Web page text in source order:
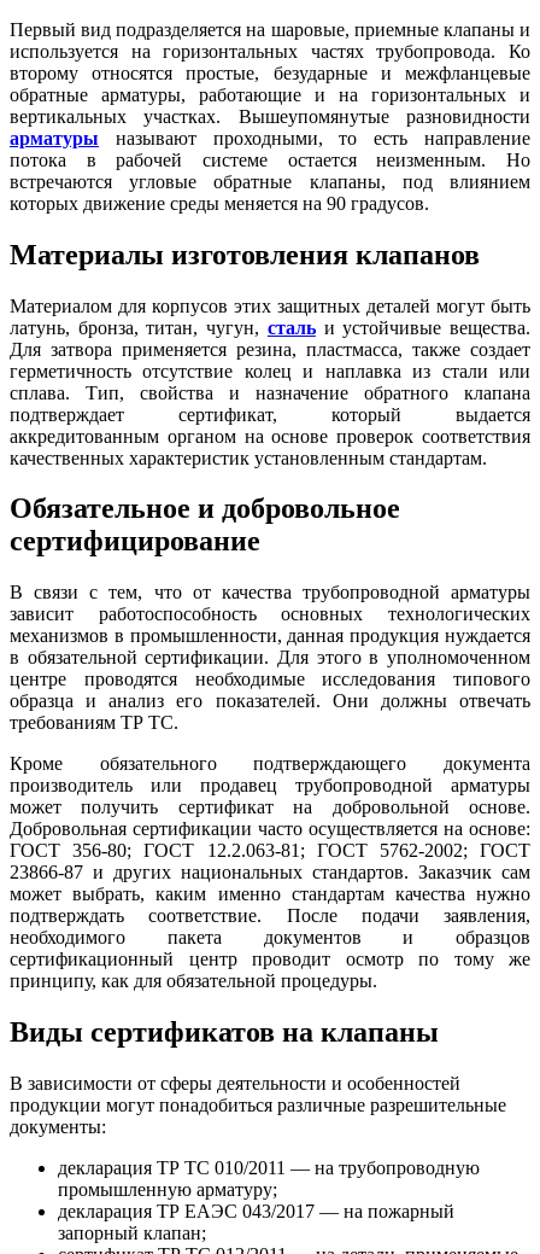
Первый вид подразделяется на шаровые, приемные клапаны и
используется на горизонтальных частях трубопровода. Ко
второму относятся простые, безударные и межфланцевые
обратные арматуры, работающие и на горизонтальных и
вертикальных участках. Вышеупомянутые разновидности
арматуры называют проходными, то есть направление
потока в рабочей системе остается неизменным. Но
встречаются угловые обратные клапаны, под влиянием
которых движение среды меняется на 90 градусов.
Материалы изготовления клапанов
Материалом для корпусов этих защитных деталей могут быть
латунь, бронза, титан, чугун, стальи устойчивые вещества.
Для затвора применяется резина, пластмасса, также создает
герметичность отсутствие колец и наплавка из стали или
сплава. Тип, свойства и назначение обратного клапана
подтверждает сертификат, который выдается
аккредитованным органом на основе проверок соответствия
качественных характеристик установленным стандартам.
Обязательное и добровольное
сертифицирование
В связи с тем, что от качества трубопроводной арматуры
зависит работоспособность основных технологических
механизмов в промышленности, данная продукция нуждается
в обязательной сертификации. Для этого в уполномоченном
центре проводятся необходимые исследования типового
образца и анализ его показателей. Они должны отвечать
требованиям ТР ТС.
Кроме обязательного подтверждающего документа
производитель или продавец трубопроводной арматуры
может получить сертификат на добровольной основе.
Добровольная сертификации часто осуществляется на основе:
ГОСТ 356-80; ГОСТ 12.2.063-81; ГОСТ 5762-2002; ГОСТ
23866-87 и других национальных стандартов. Заказчик сам
может выбрать, каким именно стандартам качества нужно
подтверждать соответствие. После подачи заявления,
необходимого пакета документов и образцов
сертификационный центр проводит осмотр по тому же
принципу, как для обязательной процедуры.
Виды сертификатов на клапаны
В зависимости от сферы деятельности и особенностей
продукции могут понадобиться различные разрешительные
документы:
декларация ТР ТС 010/2011 — на трубопроводную
промышленную арматуру;
декларация ТР ЕАЭС 043/2017 — на пожарный
запорный клапан;